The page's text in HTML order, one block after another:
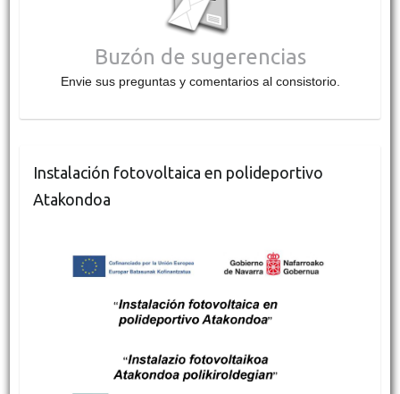
Buzón de sugerencias
Envie sus preguntas y comentarios al consistorio.
Instalación fotovoltaica en polideportivo
Atakondoa